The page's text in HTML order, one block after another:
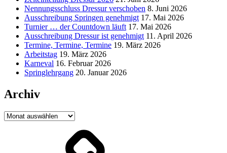
Nennungsschluss Dressur verschoben 8. Juni 2026
Ausschreibung Springen genehmigt 17. Mai 2026
Turnier … der Countdown läuft 17. Mai 2026
Ausschreibung Dressur ist genehmigt 11. April 2026
Termine, Termine, Termine 19. März 2026
Arbeitstag 19. März 2026
Karneval 16. Februar 2026
Springlehrgang 20. Januar 2026
Archiv
Archiv